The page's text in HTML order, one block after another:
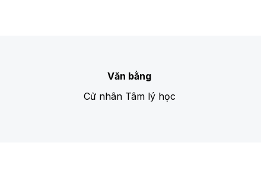
Văn bằng
Cử nhân Tâm lý học